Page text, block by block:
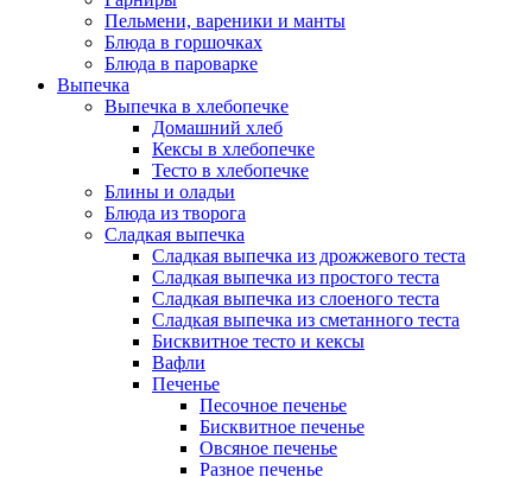
Пельмени, вареники и манты
Блюда в горшочках
Блюда в пароварке
Выпечка
Выпечка в хлебопечке
Домашний хлеб
Кексы в хлебопечке
Тесто в хлебопечке
Блины и оладьи
Блюда из творога
Сладкая выпечка
Сладкая выпечка из дрожжевого теста
Сладкая выпечка из простого теста
Сладкая выпечка из слоеного теста
Сладкая выпечка из сметанного теста
Бисквитное тесто и кексы
Вафли
Печенье
Песочное печенье
Бисквитное печенье
Овсяное печенье
Разное печенье